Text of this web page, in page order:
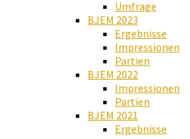
Umfrage
BJEM 2023
Ergebnisse
Impressionen
Partien
BJEM 2022
Impressionen
Partien
BJEM 2021
Ergebnisse